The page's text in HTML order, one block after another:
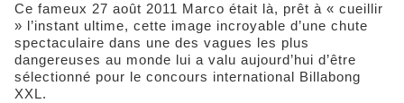
Ce fameux 27 août 2011 Marco était là, prêt à « cueillir
» l’instant ultime, cette image incroyable d’une chute
spectaculaire dans une des vagues les plus
dangereuses au monde lui a valu aujourd’hui d’être
sélectionné pour le concours international Billabong
XXL.